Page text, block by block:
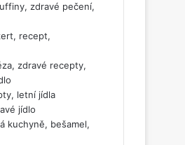
zdravé pečení,
recept,
zdravé recepty,
letní jídla
jídlo
kuchyně, bešamel,